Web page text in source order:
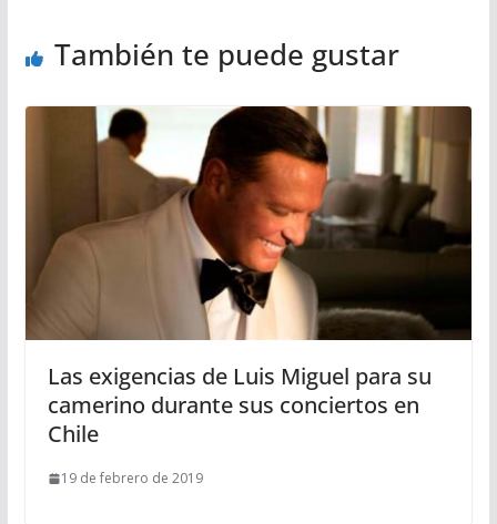
También te puede gustar
Las exigencias de Luis Miguel para su
camerino durante sus conciertos en
Chile
19 de febrero de 2019